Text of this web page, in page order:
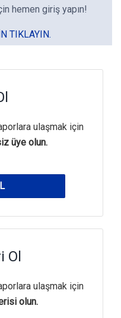
hemen giriş yapın!
TIKLAYIN.
ulaşmak için
üye olun.
Ol
ulaşmak için
olun.